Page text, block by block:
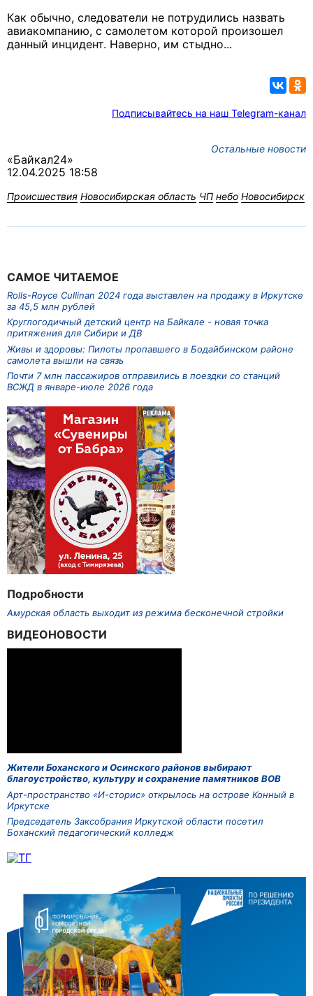
Как обычно, следователи не потрудились назвать
авиакомпанию, с самолетом которой произошел
данный инцидент. Наверно, им стыдно...
Подписывайтесь на наш Telegram-канал
Остальные новости
«Байкал24»
12.04.2025 18:58
Происшествия Новосибирская область ЧП небо Новосибирск
САМОЕ ЧИТАЕМОЕ
Rolls-Royce Cullinan 2024 года выставлен на продажу в Иркутске
за 45,5 млн рублей
Круглогодичный детский центр на Байкале - новая точка
притяжения для Сибири и ДВ
Живы и здоровы: Пилоты пропавшего в Бодайбинском районе
самолета вышли на связь
Почти 7 млн пассажиров отправились в поездки со станций
ВСЖД в январе-июле 2026 года
Подробности
Амурская область выходит из режима бесконечной стройки
ВИДЕОНОВОСТИ
Жители Боханского и Осинского районов выбирают
благоустройство, культуру и сохранение памятников ВОВ
Арт-пространство «И-сторис» открылось на острове Конный в
Иркутске
Председатель Заксобрания Иркутской области посетил
Боханский педагогический колледж